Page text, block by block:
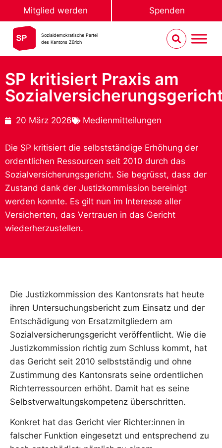
Mitglied werden Spenden
Sozialdemokratische Partei
des Kantons Zürich
SP kritisiert Praxis am
20 März 2026 Medienmitteilungen
Die SP kritisiert die selbstständige Erhöhung der
ordentlichen Ressourcen seit 2010 durch das
Sozialversicherungsgericht. Sie begrüsst, dass der
Zustand dank der Justizkommission bereinigt
werden konnte. Es gilt nun im Interesse aller
Versicherten, das Vertrauen in das Gericht
wiederherzustellen.
Die Justizkommission des Kantonsrats hat heute
ihren Untersuchungsbericht zum Einsatz und der
Entschädigung von Ersatzmitgliedern am
Sozialversicherungsgericht veröffentlicht. Wie die
Justizkommission richtig zum Schluss kommt, hat
das Gericht seit 2010 selbstständig und ohne
Zustimmung des Kantonsrats seine ordentlichen
Richterressourcen erhöht. Damit hat es seine
Selbstverwaltungskompetenz überschritten.
Konkret hat das Gericht vier Richter:innen in
falscher Funktion eingesetzt und entsprechend zu